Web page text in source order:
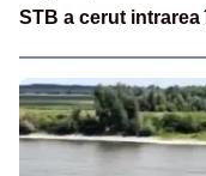
STB a cerut